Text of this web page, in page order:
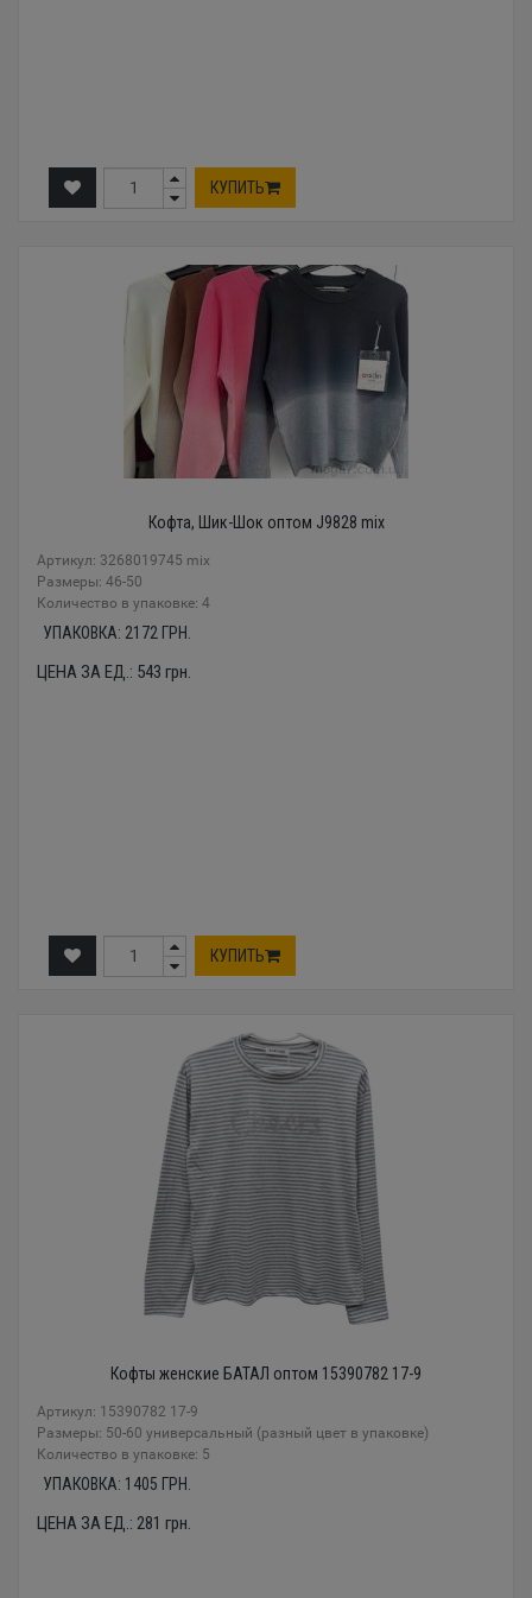
КУПИТЬ
Кофта, Шик-Шок оптом J9828 mix
Артикул: 3268019745 mix
Размеры: 46-50
Количество в упаковке: 4
УПАКОВКА: 2172 ГРН.
ЦЕНА ЗА ЕД.: 543 грн.
КУПИТЬ
Кофты женские БАТАЛ оптом 15390782 17-9
Артикул: 15390782 17-9
Размеры: 50-60 универсальный (разный цвет в упаковке)
Количество в упаковке: 5
УПАКОВКА: 1405 ГРН.
ЦЕНА ЗА ЕД.: 281 грн.